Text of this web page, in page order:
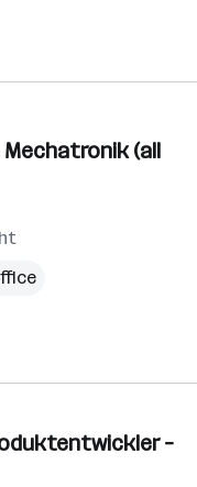
(all
–